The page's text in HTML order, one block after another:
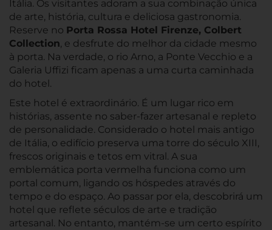
Itália. Os visitantes adoram a sua combinação única
de arte, história, cultura e deliciosa gastronomia.
Reserve no Porta Rossa Hotel Firenze, Colbert
Collection, e desfrute do melhor da cidade mesmo
à porta. Na verdade, o rio Arno, a Ponte Vecchio e a
Galeria Uffizi ficam apenas a uma curta caminhada
do hotel.
Este hotel é extraordinário. É um lugar rico em
histórias, assente no saber-fazer artesanal e repleto
de personalidade. Considerado o hotel mais antigo
de Itália, o edifício preserva uma torre do século XIII,
frescos originais e tetos em vitral. A sua
emblemática porta vermelha funciona como um
portal comum, ligando os hóspedes através do
tempo e do espaço. Ao passar por ela, descobrirá um
hotel que reflete séculos de arte e tradição
artesanal. No entanto, mantém-se um certo espírito